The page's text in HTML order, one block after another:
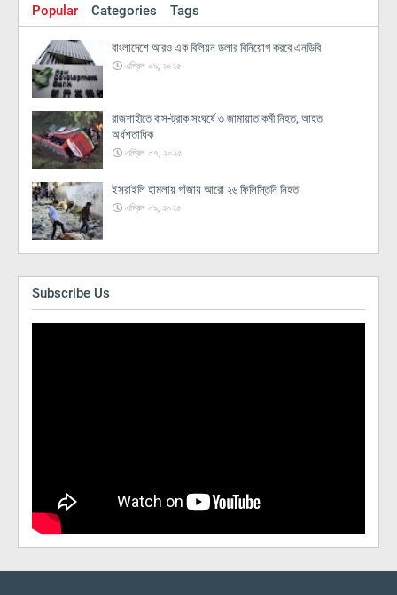
Popular Categories Tags
বাংলাদেশে আরও এক বিলিয়ন ডলার বিনিয়োগ করবে এনডিবি
এপ্রিল ০৯, ২০২৫
রাজশাহীতে বাস-ট্রাক সংঘর্ষে ৩ জামায়াত কর্মী নিহত, আহত
অর্ধশতাধিক
এপ্রিল ০৭, ২০২৫
ইসরাইলি হামলায় গাঁজায় আরো ২৬ ফিলিস্তিনি নিহত
এপ্রিল ০৯, ২০২৫
Subscribe Us